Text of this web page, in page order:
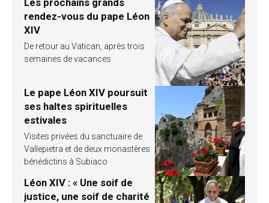
rendez-vous du pape Léon
XIV
De retour au Vatican, après trois
semaines de vacances
Le pape Léon XIV poursuit
ses haltes spirituelles
estivales
Visites privées du sanctuaire de
Vallepietra et de deux monastères
bénédictins à Subiaco
Léon XIV : « Une soif de
justice, une soif de charité